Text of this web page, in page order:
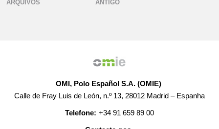
ARQUIVOS
ANTIGO
OMI, Polo Español S.A. (OMIE)
Calle de Fray Luis de León, n.º 13, 28012 Madrid – Espanha
Telefone: +34 91 659 89 00